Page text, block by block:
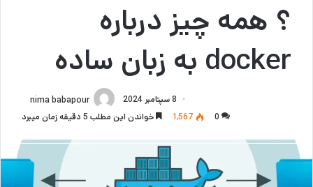
؟ همه چیز درباره
docker به زبان ساده
nima babapour
8 سپتامبر 2024
0
1,567 خواندن این مطلب 5 دقیقه زمان میبرد